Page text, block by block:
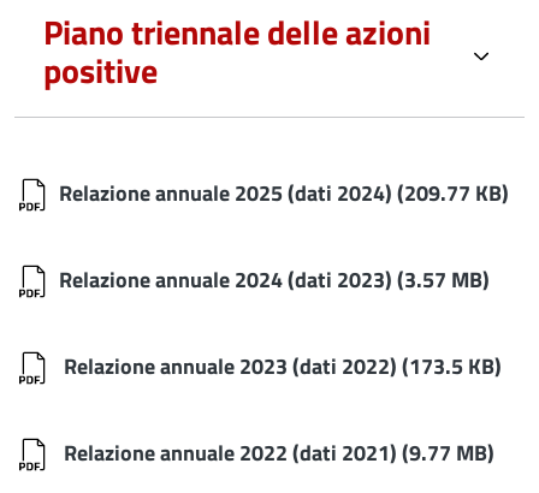
Piano triennale delle azioni
positive
Relazione annuale 2025 (dati 2024)(209.77 KB)
Relazione annuale 2024 (dati 2023)(3.57 MB)
Relazione annuale 2023 (dati 2022)(173.5 KB)
Relazione annuale 2022 (dati 2021)(9.77 MB)